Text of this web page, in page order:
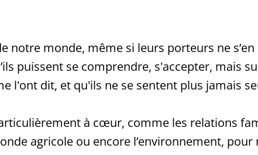
monde, même si leurs porteurs ne
puissent se comprendre, s'accepter, mais
l'ont dit, et qu'ils ne se sentent plus jamais
à cœur, comme les relations
agricole ou encore l’environnement, pour